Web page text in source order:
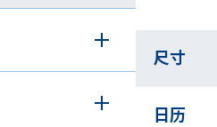
尺寸
日历